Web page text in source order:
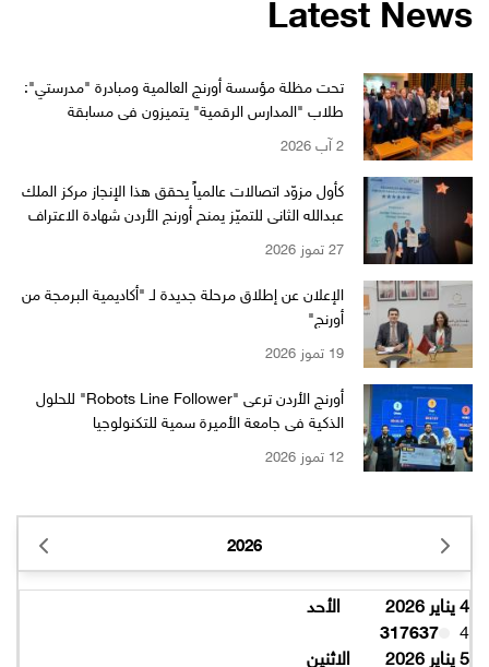
تحت مظلة مؤسسة أورنج العالمية ومبادرة "مدرستي":
طلاب "المدارس الرقمية" يتميزون في مسابقة
2 آب 2026
كأول مزوّد اتصالات عالمياً يحقق هذا الإنجاز مركز الملك
عبدالله الثاني للتميّز يمنح أورنج الأردن شهادة الاعتراف
27 تموز 2026
الإعلان عن إطلاق مرحلة جديدة لـ "أكاديمية البرمجة من
أورنج"
19 تموز 2026
أورنج الأردن ترعى "Robots Line Follower" للحلول
الذكية في جامعة الأميرة سمية للتكنولوجيا
12 تموز 2026
2026
4 يناير 2026
الأحد
4
317637
5 يناير 2026
الاثنين